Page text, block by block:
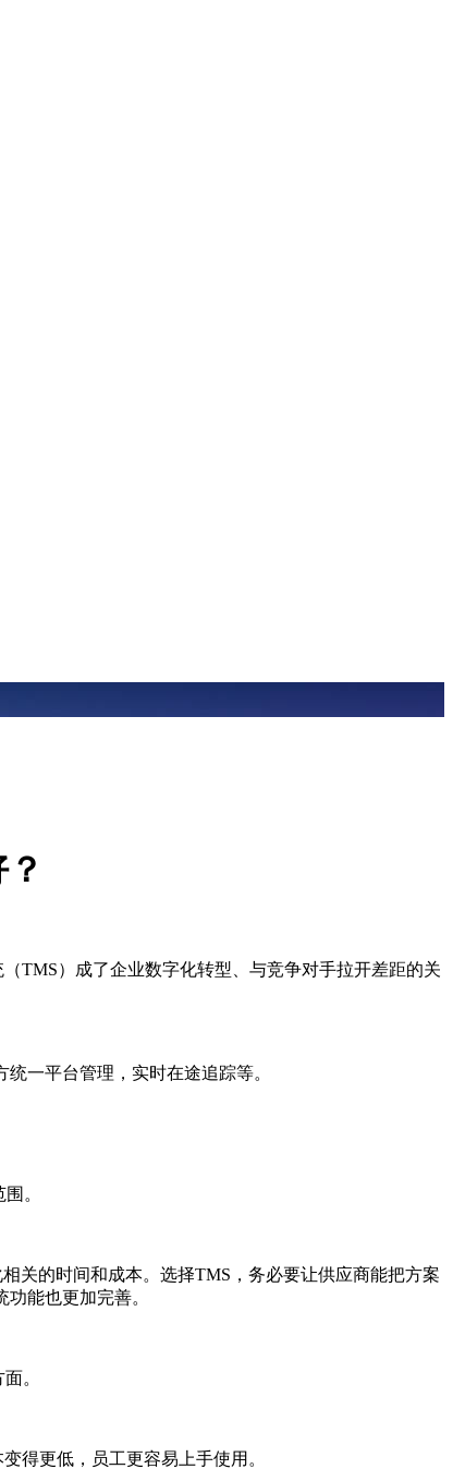
TMS）成了企业数字化转型、与竞争对手拉开差距的关
一平台管理，实时在途追踪等。
。
关的时间和成本。选择TMS，务必要让供应商能把方案
能也更加完善。
。
得更低，员工更容易上手使用。